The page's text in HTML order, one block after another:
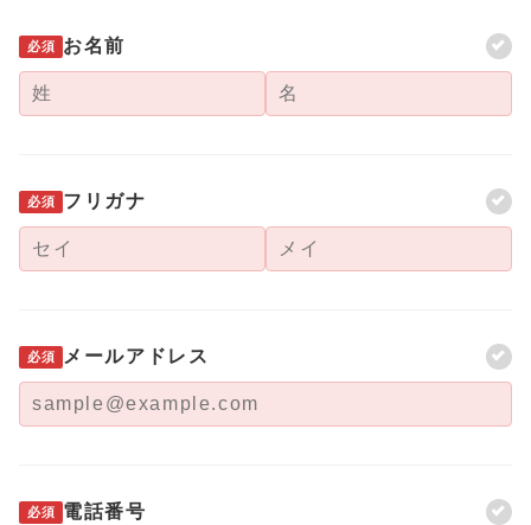
必須 お名前
必須 フリガナ
必須 メールアドレス
必須 電話番号